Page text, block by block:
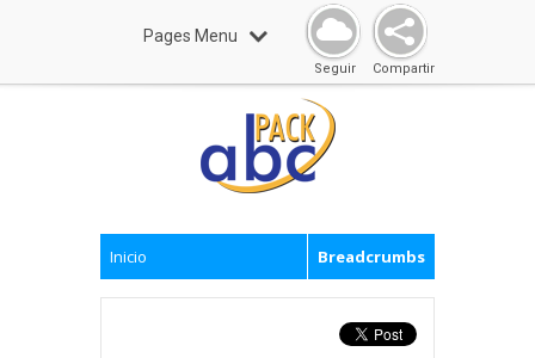
Pages Menu
Compartir
Seguir
Inicio Breadcrumbs